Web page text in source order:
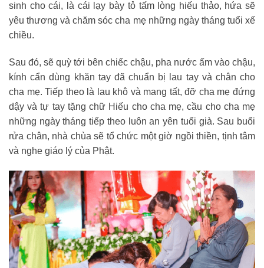
sinh cho cái, là cái lạy bày tỏ tấm lòng hiếu thảo, hứa sẽ
yêu thương và chăm sóc cha mẹ những ngày tháng tuổi xế
chiều.
Sau đó, sẽ quỳ tới bên chiếc chậu, pha nước ấm vào chậu,
kính cẩn dùng khăn tay đã chuẩn bị lau tay và chân cho
cha mẹ. Tiếp theo là lau khô và mang tất, đỡ cha mẹ đứng
dậy và tự tay tặng chữ Hiếu cho cha mẹ, cầu cho cha mẹ
những ngày tháng tiếp theo luôn an yên tuổi già. Sau buổi
rửa chân, nhà chùa sẽ tổ chức một giờ ngồi thiền, tịnh tâm
và nghe giáo lý của Phật.